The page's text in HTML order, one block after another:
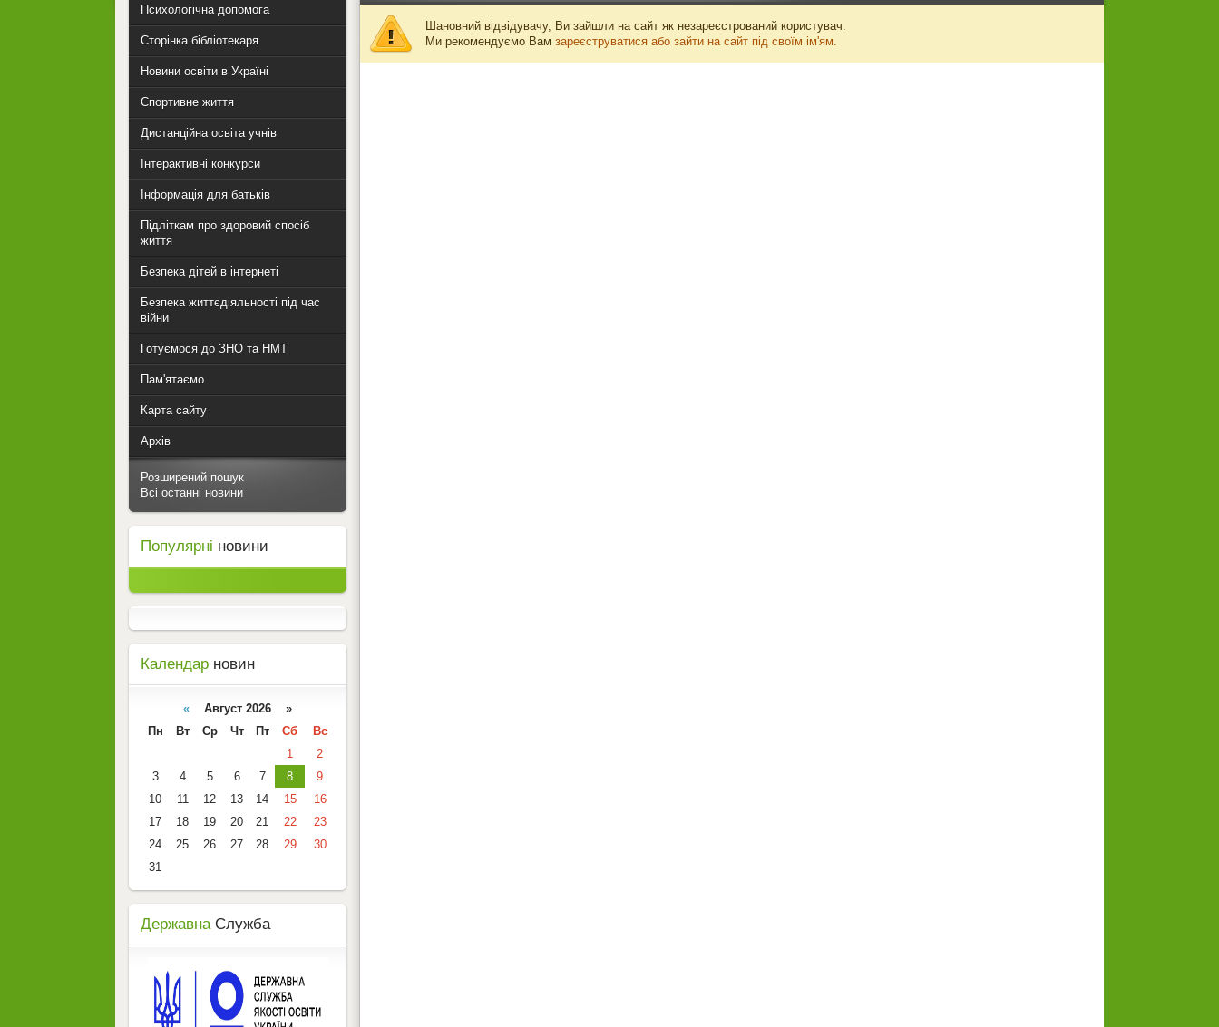
Шановний відвідувачу, Ви зайшли на сайт як незареєстрований користувач.
Ми рекомендуємо Вам зареєструватися або зайти на сайт під своїм ім'ям.
Психологічна допомога
Сторінка бібліотекаря
Новини освіти в Україні
Спортивне життя
Дистанційна освіта учнів
Інтерактивні конкурси
Інформація для батьків
Підліткам про здоровий спосіб
життя
Безпека дітей в інтернеті
Безпека життєдіяльності під час
війни
Готуємося до ЗНО та НМТ
Пам'ятаємо
Карта сайту
Архів
Розширений пошук
Всі останні новини
Популярні новини
Календар новин
« Август 2026 »
Пн
Вт Ср Чт Пт Сб
Вс
1
2
3
4 5 6 7 8
9
10
11 12 13 14 15
16
17
18 19 20 21 22
23
24
25 26 27 28 29
30
31
ДержавнаСлужба